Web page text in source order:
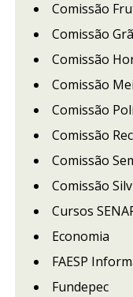
Comissão
Comissão
Comissão
Comissão
Comissão
Comissão
Comissão
Comissão
Cursos
Economia
FAESP
Fundepec